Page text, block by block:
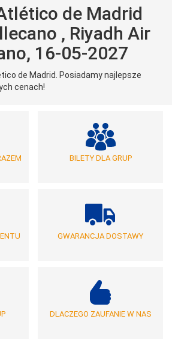
de Madrid
, Riyadh Air
16-05-2027
de Madrid. Posiadamy najlepsze
cenach!
BILETY DLA GRUP
GWARANCJA DOSTAWY
DLACZEGO ZAUFANIE W NAS